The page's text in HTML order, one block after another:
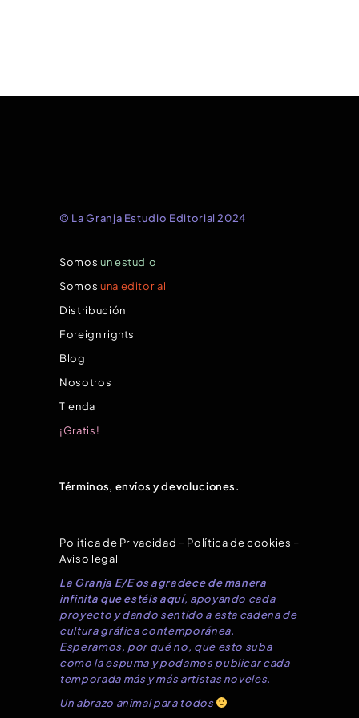
© La Granja Estudio Editorial 2024
Somos un estudio
Somos una editorial
Distribución
Foreign rights
Blog
Nosotros
Tienda
¡Gratis!
Términos, envíos y devoluciones.
Política de Privacidad Política de cookies
Aviso legal
La Granja E/E os agradece de manera
infinita que estéis aquí, apoyando cada
proyecto y dando sentido a esta cadena de
cultura gráfica contemporánea.
Esperamos, por qué no, que esto suba
como la espuma y podamos publicar cada
temporada más y más artistas noveles.
Un abrazo animal para todos